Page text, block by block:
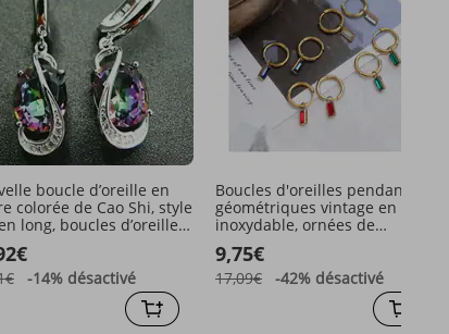
boucle d’oreille en
colorée de Cao Shi, style
long, boucles d’oreilles
élégantes, style
personnalisé
-14% désactivé
Boucles d'oreilles pendantes
géométriques vintage en acier
inoxydable, ornées de
zirconiums cubiques vert
émeraude, pour femme. Bijou
à offrir.
9,75€
17,09€ -42% désactivé